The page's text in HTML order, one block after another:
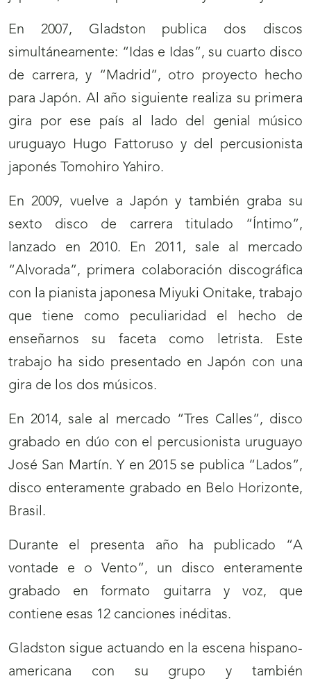
En 2007, Gladston publica dos discos
simultáneamente: “Idas e Idas”, su cuarto disco
de carrera, y “Madrid”, otro proyecto hecho
para Japón. Al año siguiente realiza su primera
gira por ese país al lado del genial músico
uruguayo Hugo Fattoruso y del percusionista
japonés Tomohiro Yahiro.
En 2009, vuelve a Japón y también graba su
sexto disco de carrera titulado “Íntimo”,
lanzado en 2010. En 2011, sale al mercado
“Alvorada”, primera colaboración discográfica
con la pianista japonesa Miyuki Onitake, trabajo
que tiene como peculiaridad el hecho de
enseñarnos su faceta como letrista. Este
trabajo ha sido presentado en Japón con una
gira de los dos músicos.
En 2014, sale al mercado “Tres Calles”, disco
grabado en dúo con el percusionista uruguayo
José San Martín. Y en 2015 se publica “Lados”,
disco enteramente grabado en Belo Horizonte,
Brasil.
Durante el presenta año ha publicado “A
vontade e o Vento”, un disco enteramente
grabado en formato guitarra y voz, que
contiene esas 12 canciones inéditas.
Gladston sigue actuando en la escena hispano-
americana con su grupo y también